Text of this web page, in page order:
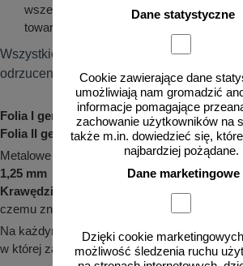
Dane statystyczne
Cookie zawierające dane
umożliwiają nam gromadzić
informacje pomagające
zachowanie użytkowników na
także m.in. dowiedzieć się,
najbardziej pożądane.
Dane marketingowe
Dzięki cookie
możliwość śledzenia ruchu
wszelkiego rodzaju zarysowania
towaru.
Wszystkie odstępstwa od niniejszej
odrzucenie reklamacji.
Folia I generacji (typ I) - 7 lat gwarancji!
Folia II generacji (typ II) - 10 lat gwarancji!
Metalowe znaki drogowe są wykonywane na
1,25 mm
Krawędzie
zagięte, a
czemu znak jest
bezpieczny w montażu i
Na każdym znaku znajduje się odpowiednia
w której zawarte są m. in. takie informacje jak: